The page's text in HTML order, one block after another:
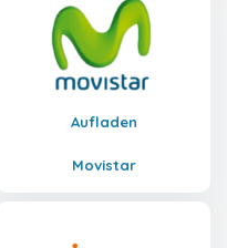
Aufladen
Movistar